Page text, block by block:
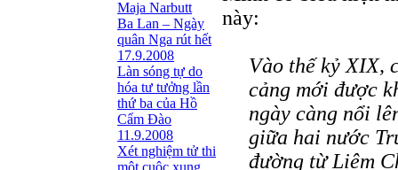
Maja Narbutt
Ba Lan – Ngày
quân Nga rút hết
17.9.2008
Làn sóng tự do
hóa tư tưởng lần
thứ ba của Hồ
Cẩm Đào
11.9.2008
Xét nghiệm tử thi
một cuộc xung
này:
Vào thế kỷ XIX,
cảng mới được
ngày càng nổi
giữa hai nước
đường từ Liêm